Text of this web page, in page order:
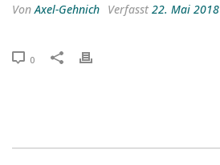
Von Axel-Gehnich Verfasst 22. Mai 2018
0